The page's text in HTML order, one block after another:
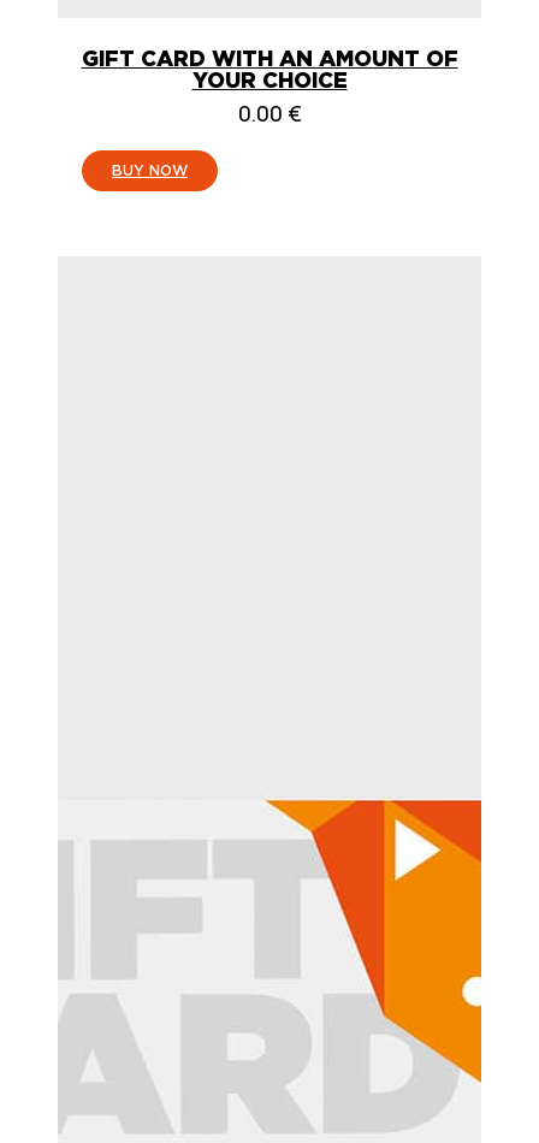
GIFT CARD WITH AN AMOUNT OF
YOUR CHOICE
0.00 €
BUY NOW:
CADEAUBON